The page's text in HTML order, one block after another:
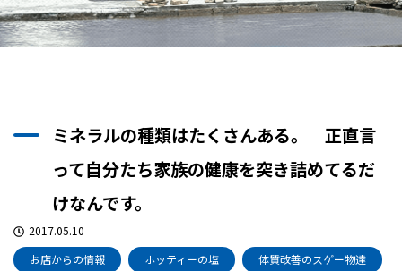
ミネラルの種類はたくさんある。 正直言
って自分たち家族の健康を突き詰めてるだ
けなんです。
2017.05.10
お店からの情報
ホッティーの塩 体質改善のスゲー物達